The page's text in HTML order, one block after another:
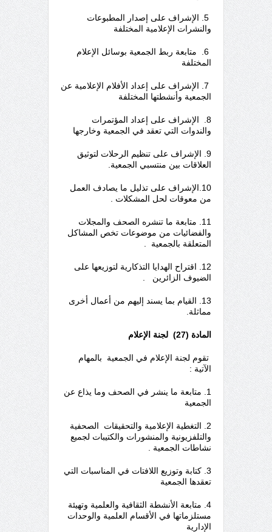
5. الإشراف على إصدار المطبوعات
والنشرات الإعلامية المختلفة
6. متابعة ربط الجمعية بوسائل الإعلام
المختلفة
7. الإشراف على إعداد الأفلام الإعلامية عن
الجمعية وأنشطتها المختلفة
8. الإشراف على إعداد المؤتمرات
والندوات التي تعقد في الجمعية وخارجها
9. الإشراف على تنظيم الرحلات لتوثيق
العلاقات بين منتسبي الجمعية.
10.الإشراف على تذليل ما يصادف العمل
من معوقات لحل المشكلات .
11. متابعة ما تنشره الصحف والمجلات
والفضائيات من موضوعات تخص المشاكل
المتعلقة بالجمعية .
12. اقتراح الهدايا التذكارية لتوزيعها على
الضيوف الزائرين .
13. القيام بما يسند إليهم من أعمال أخرى
مماثلة.
المادة (27) لجنة الإعلام
تقوم لجنة الإعلام في الجمعية بالمهام
الآتية :
1. متابعة ما ينشر في الصحف وما يذاع عن
الجمعية
2. التغطية الإعلامية والتحقيقات الصحفية
والتلفزيونية والمنشورات والكتيبات لجميع
نشاطات الجمعية .
3. كتابة وتوزيع اللافتات في المناسبات التي
تعقدها الجمعية
4. متابعة الأنشطة الثقافية والعلمية وتهيئة
مستلزماتها في الأقسام العلمية والوحدات
الإدارية